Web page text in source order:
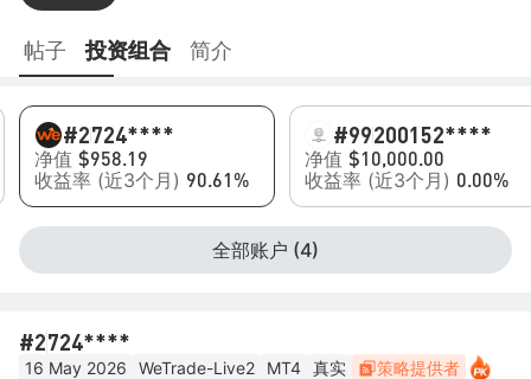
帖子 投资组合 简介
#2724****
净值 $958.19
收益率 (近3个月) 90.61%
#99200152****
净值 $10,000.00
收益率 (近3个月) 0.00%
全部账户 (4)
#2724****
16 May 2026 WeTrade-Live2 MT4 真实 策略提供者